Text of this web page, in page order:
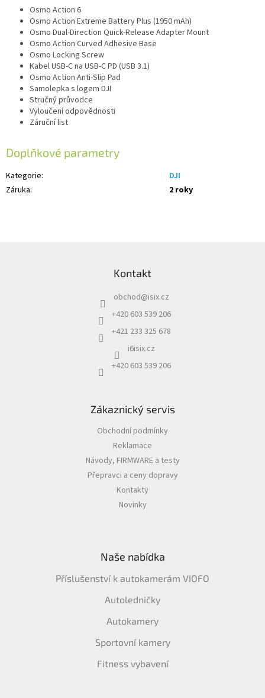
Osmo Action 6
Osmo Action Extreme Battery Plus (1950 mAh)
Osmo Dual-Direction Quick-Release Adapter Mount
Osmo Action Curved Adhesive Base
Osmo Locking Screw
Kabel USB-C na USB-C PD (USB 3.1)
Osmo Action Anti-Slip Pad
Samolepka s logem DJI
Stručný průvodce
Vyloučení odpovědnosti
Záruční list
Doplňkové parametry
Kategorie:
DJI
Záruka: 2 roky
Kontakt
obchod@isix.cz
+420 603 539 206
+421 233 325 678
i6isix.cz
+420 603 539 206
Zákaznický servis
Obchodní podmínky
Reklamace
Návody, FIRMWARE a testy
Přepravci a ceny dopravy
Kontakty
Novinky
Naše nabídka
Příslušenství k autokamerám VIOFO
Autoledničky
Autokamery
Sportovní kamery
Fitness vybavení